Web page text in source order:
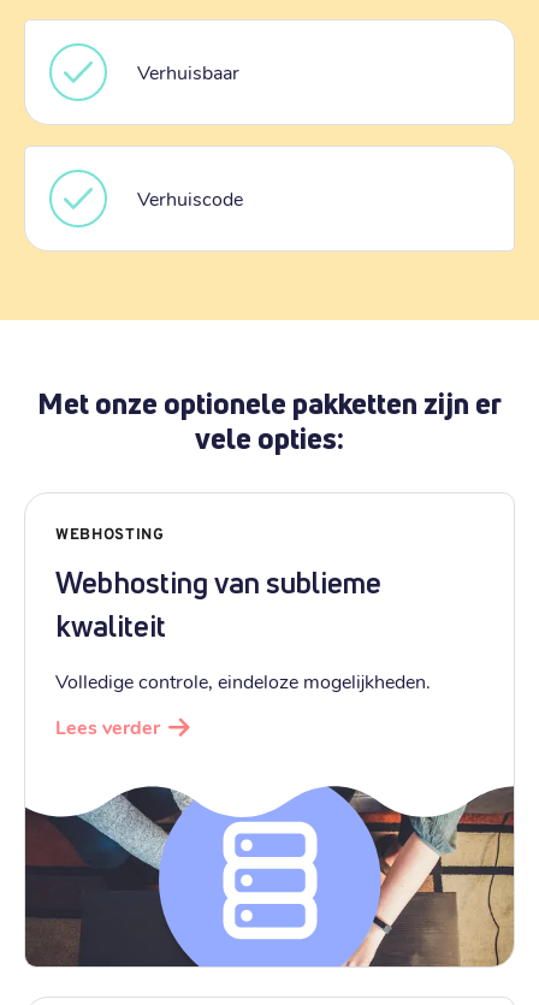
Verhuisbaar
Verhuiscode
Met onze optionele pakketten zijn er
vele opties:
WEBHOSTING
Webhosting van sublieme
kwaliteit
Volledige controle, eindeloze mogelijkheden.
Lees verder